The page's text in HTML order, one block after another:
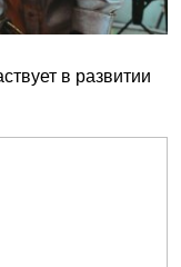
в развитии